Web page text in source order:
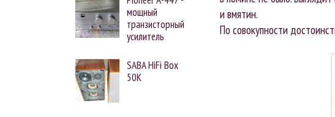
и вмятин.
По совокупности
мощный
транзисторный
усилитель
SABA HiFi Box
50K